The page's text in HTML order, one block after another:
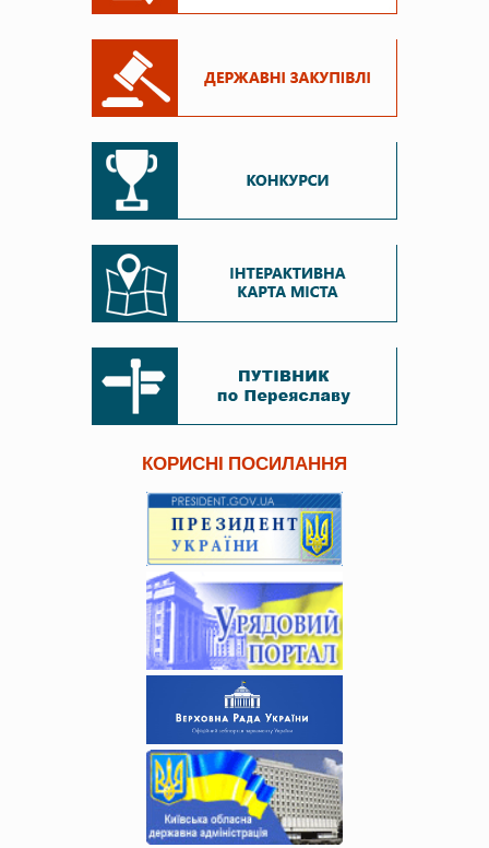
КОРИСНІ ПОСИЛАННЯ